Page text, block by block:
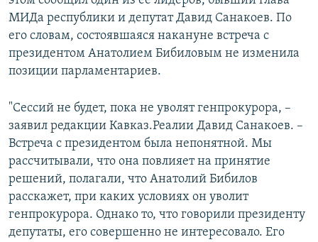
МИДа республики и депутат Давид Санакоев. По
его словам, состоявшаяся накануне встреча с
президентом Анатолием Бибиловым не изменила
позиции парламентариев.
"Сессий не будет, пока не уволят генпрокурора, –
заявил редакции Кавказ.Реалии Давид Санакоев. –
Встреча с президентом была непонятной. Мы
рассчитывали, что она повлияет на принятие
решений, полагали, что Анатолий Бибилов
расскажет, при каких условиях он уволит
генпрокурора. Однако то, что говорили президенту
депутаты, его совершенно не интересовало. Его